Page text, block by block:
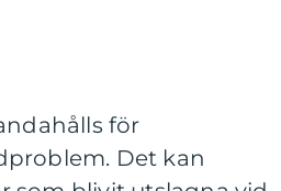
för
Det kan